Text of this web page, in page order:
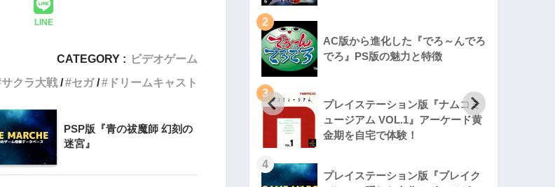
LINE
CATEGORY : ビデオゲーム
サクラ大戦 セガ ドリームキャスト
PSP版『青の祓魔師 幻刻の
迷宮』
PS5版『ダート5』
4
2
AC版から進化した『でろ～んでろ
でろ』PS版の魅力と特徴
3
プレイステーション版『ナムコミ
ュージアム VOL.1』アーケード黄
金期を自宅で体験！
4
プレイステーション版『ブレイク